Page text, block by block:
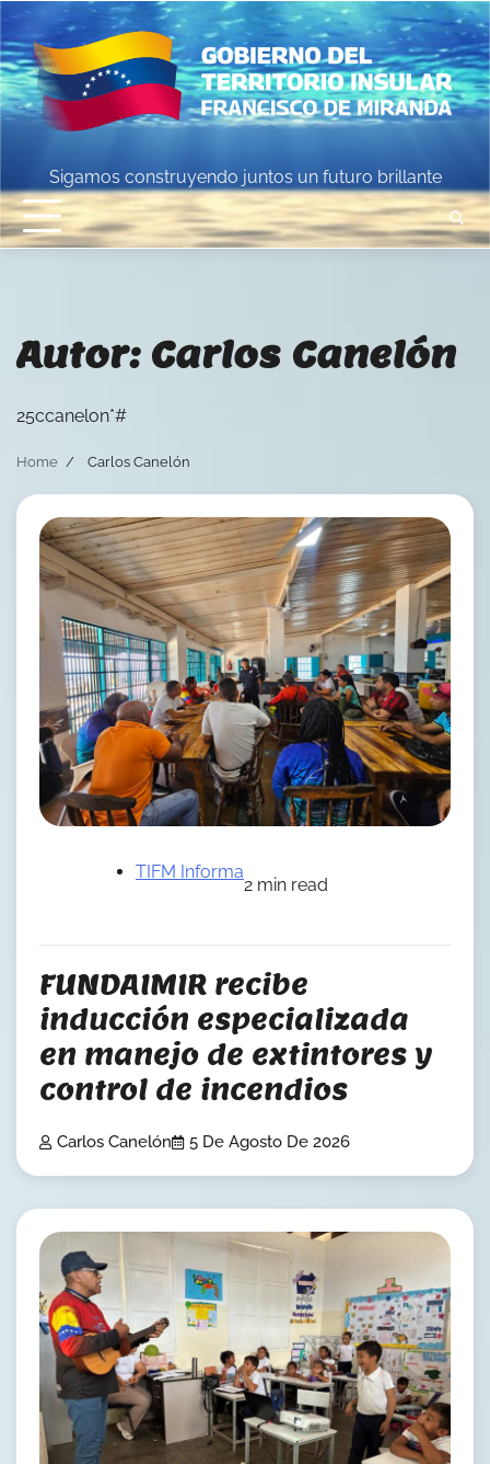
Skip
to
content
Sigamos construyendo juntos un futuro brillante
Autor: Carlos Canelón
25ccanelon*#
Home Carlos Canelón
TIFM Informa
2 min read
FUNDAIMIR recibe
inducción especializada
en manejo de extintores y
control de incendios
Carlos Canelón 5 De Agosto De 2026